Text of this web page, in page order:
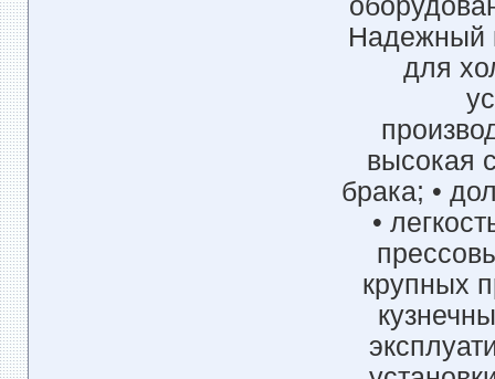
Надежный
для
высокая
брака; •
•
крупных